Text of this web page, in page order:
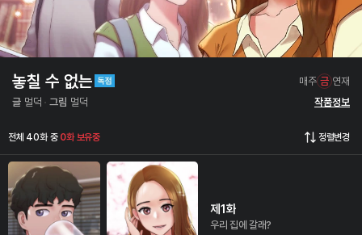
매주 금 연재
놓칠 수 없는
글 멀덕 그림 멀덕 작품정보
전체 40화 중 0화 보유중 정렬변경
제1화
우리 집에 갈래?